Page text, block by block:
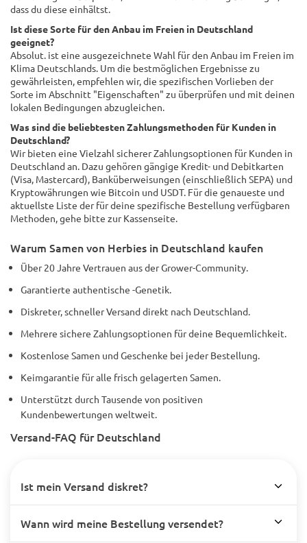
dass du diese einhältst.
Ist diese Sorte für den Anbau im Freien in Deutschland
geeignet?
Absolut. ist eine ausgezeichnete Wahl für den Anbau im Freien im
Klima Deutschlands. Um die bestmöglichen Ergebnisse zu
gewährleisten, empfehlen wir, die spezifischen Vorlieben der
Sorte im Abschnitt "Eigenschaften" zu überprüfen und mit deinen
lokalen Bedingungen abzugleichen.
Was sind die beliebtesten Zahlungsmethoden für Kunden in
Deutschland?
Wir bieten eine Vielzahl sicherer Zahlungsoptionen für Kunden in
Deutschland an. Dazu gehören gängige Kredit- und Debitkarten
(Visa, Mastercard), Banküberweisungen (einschließlich SEPA) und
Kryptowährungen wie Bitcoin und USDT. Für die genaueste und
aktuellste Liste der für deine spezifische Bestellung verfügbaren
Methoden, gehe bitte zur Kassenseite.
Warum Samen von Herbies in Deutschland kaufen
Über 20 Jahre Vertrauen aus der Grower-Community.
Garantierte authentische -Genetik.
Diskreter, schneller Versand direkt nach Deutschland.
Mehrere sichere Zahlungsoptionen für deine Bequemlichkeit.
Kostenlose Samen und Geschenke bei jeder Bestellung.
Keimgarantie für alle frisch gelagerten Samen.
Unterstützt durch Tausende von positiven
Kundenbewertungen weltweit.
Versand-FAQ für Deutschland
Ist mein Versand diskret?
Wann wird meine Bestellung versendet?